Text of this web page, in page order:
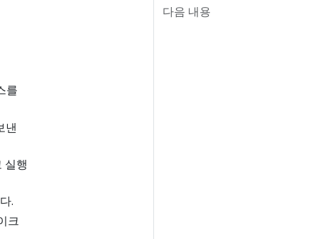
다음 내용
를
낸
실행
.
크